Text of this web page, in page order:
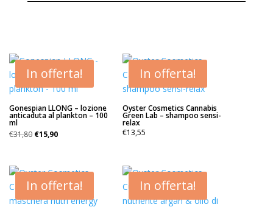
€9,80.€6,90.
In offerta!
Gonespian LLONG – lozione
anticaduta al plankton – 100
ml
€31,80 Il
era:
€31,80.
€15,90Il
€15,90.
In offerta!
Oyster Cosmetics Cannabis
Green Lab – shampoo sensi-
relax
€13,55
In offerta! In offerta!